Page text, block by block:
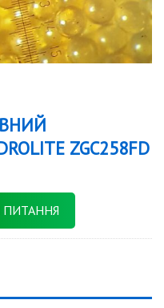
ZGC258FD